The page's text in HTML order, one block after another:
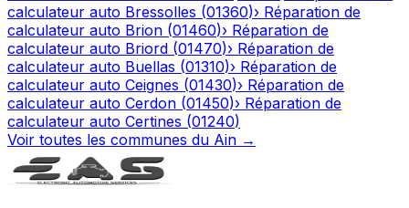
calculateur auto Bressolles (01360)› Réparation de
calculateur auto Brion (01460)› Réparation de
calculateur auto Briord (01470)› Réparation de
calculateur auto Buellas (01310)› Réparation de
calculateur auto Ceignes (01430)› Réparation de
calculateur auto Cerdon (01450)› Réparation de
calculateur auto Certines (01240)
Voir toutes les communes du Ain →